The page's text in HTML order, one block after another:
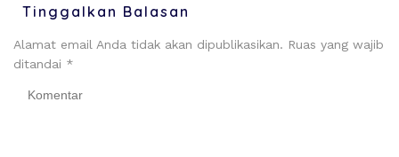
Tinggalkan Balasan
Alamat email Anda tidak akan dipublikasikan. Ruas yang wajib
ditandai *